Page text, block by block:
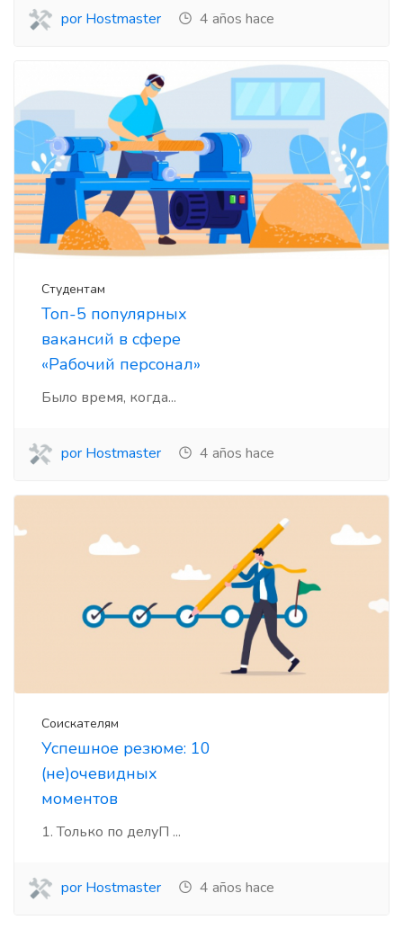
por Hostmaster 4 años hace
Студентам
Топ-5 популярных
вакансий в сфере
«Рабочий персонал»
Было время, когда...
por Hostmaster 4 años hace
Соискателям
Успешное резюме: 10
(не)очевидных
моментов
1. Только по делуП ...
por Hostmaster 4 años hace